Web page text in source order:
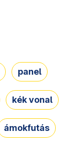
panel
kék vonal
ámokfutás